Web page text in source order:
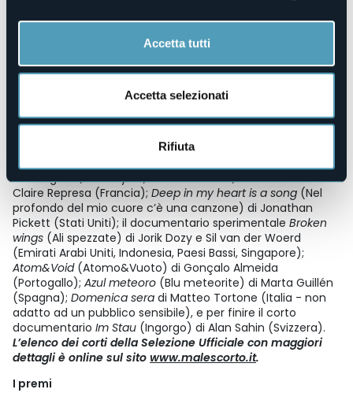
Accetta tutti
Accetta selezionati
Rifiuta
corto d’animazione
(Dormendo coi
pesci) di Nicolas Knoll, Lucas Wallez, Manon Seve, Camille
Marion Robe (Francia - non adatto ad un pubblico
Fucking boobs e Mani a terra
Cipolletta (Italia - non adatto ad un pubblico sensibile).
Nella serata divenerdì 25 lugliosono in programma otto
(Le lucciole), un corto d’animazione di Mathieu
Staropoli, Maïa Xueref, Clémentine Gabard, Ambre Fournier,
Loïs Angilella, Léa Faynel, Hannah Gozlan, Emilie Richard e
Claire Represa (Francia); Deep in my heart is a song (Nel
profondo del mio cuore c’è una canzone) di Jonathan
Pickett (Stati Uniti); il documentario sperimentale Broken
wings (Ali spezzate) di Jorik Dozy e Sil van der Woerd
(Emirati Arabi Uniti, Indonesia, Paesi Bassi, Singapore);
Atom&Void(Atomo&Vuoto) di Gonçalo Almeida
(Portogallo); Azul meteoro (Blu meteorite) di Marta Guillén
(Spagna); Domenica sera di Matteo Tortone (Italia - non
adatto ad un pubblico sensibile), e per finire il corto
documentario Im Stau (Ingorgo) di Alan Sahin (Svizzera).
L’elenco dei corti della Selezione Ufficiale con maggiori
dettagli è online sul sito www.malescorto.it.
I premi